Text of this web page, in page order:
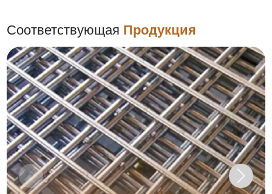
Соответствующая Продукция